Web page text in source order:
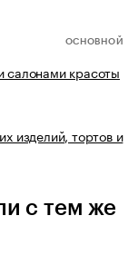
ОСНОВНОЙ
салонами красоты
изделий, тортов и
с тем же